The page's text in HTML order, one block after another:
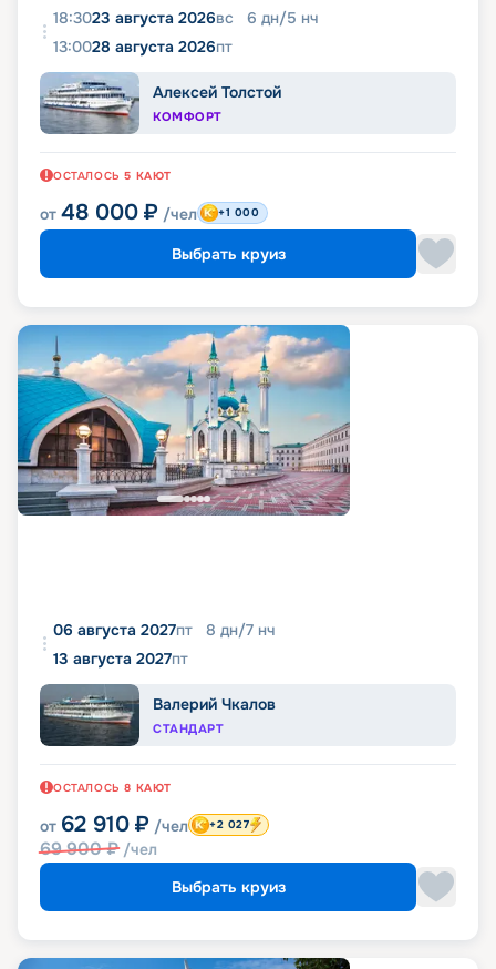
18:3023 августа 2026вс 6 дн/5 нч
13:0028 августа 2026пт
Алексей Толстой
КОМФОРТ
ОСТАЛОСЬ 5 КАЮТ
от 48 000 ₽ /чел +1 000
Выбрать круиз
06 августа 2027пт 8 дн/7 нч
13 августа 2027пт
Валерий Чкалов
СТАНДАРТ
ОСТАЛОСЬ 8 КАЮТ
от 62 910 ₽ /чел
69 900₽ /чел
+2 027
Выбрать круиз